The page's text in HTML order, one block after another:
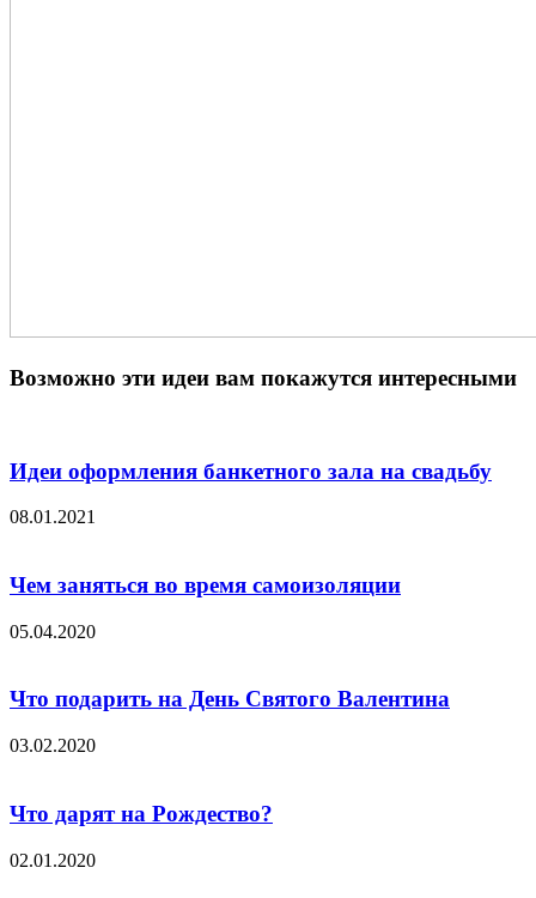
Возможно эти идеи вам покажутся интересными
Идеи оформления банкетного зала на свадьбу
08.01.2021
Чем заняться во время самоизоляции
05.04.2020
Что подарить на День Святого Валентина
03.02.2020
Что дарят на Рождество?
02.01.2020